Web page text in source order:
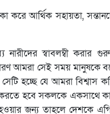
করে আর্থিক সহায়তা,
নারীদের স্বাবলম্বী করার
আমরা সেই সময়
হচ্ছে যে আমরা বিশ্বাস
হবে সকলকে একসাথে
হওয়ার জন্য তাহলে দেশকে